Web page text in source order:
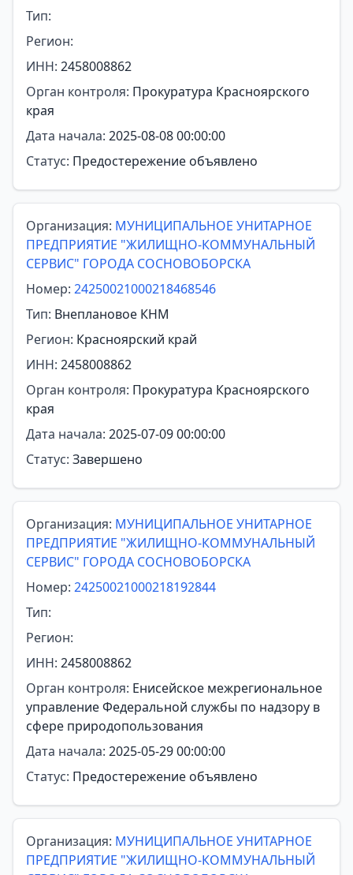
Тип:
Регион:
ИНН: 2458008862
Орган контроля: Прокуратура Красноярского
края
Дата начала: 2025-08-08 00:00:00
Статус: Предостережение объявлено
Организация: МУНИЦИПАЛЬНОЕ УНИТАРНОЕ
ПРЕДПРИЯТИЕ "ЖИЛИЩНО-КОММУНАЛЬНЫЙ
СЕРВИС" ГОРОДА СОСНОВОБОРСКА
Номер: 24250021000218468546
Тип: Внеплановое КНМ
Регион: Красноярский край
ИНН: 2458008862
Орган контроля: Прокуратура Красноярского
края
Дата начала: 2025-07-09 00:00:00
Статус: Завершено
Организация: МУНИЦИПАЛЬНОЕ УНИТАРНОЕ
ПРЕДПРИЯТИЕ "ЖИЛИЩНО-КОММУНАЛЬНЫЙ
СЕРВИС" ГОРОДА СОСНОВОБОРСКА
Номер: 24250021000218192844
Тип:
Регион:
ИНН: 2458008862
Орган контроля: Енисейское межрегиональное
управление Федеральной службы по надзору в
сфере природопользования
Дата начала: 2025-05-29 00:00:00
Статус: Предостережение объявлено
Организация: МУНИЦИПАЛЬНОЕ УНИТАРНОЕ
ПРЕДПРИЯТИЕ "ЖИЛИЩНО-КОММУНАЛЬНЫЙ